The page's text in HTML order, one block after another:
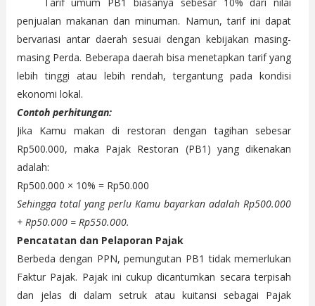
Tarif umum PB1 biasanya sebesar 10% dari nilai
penjualan makanan dan minuman. Namun, tarif ini dapat
bervariasi antar daerah sesuai dengan kebijakan masing-
masing Perda. Beberapa daerah bisa menetapkan tarif yang
lebih tinggi atau lebih rendah, tergantung pada kondisi
ekonomi lokal.
Contoh perhitungan:
Jika Kamu makan di restoran dengan tagihan sebesar
Rp500.000, maka Pajak Restoran (PB1) yang dikenakan
adalah:
Rp500.000 × 10% = Rp50.000
Sehingga total yang perlu Kamu bayarkan adalah Rp500.000
+ Rp50.000 = Rp550.000.
Pencatatan dan Pelaporan Pajak
Berbeda dengan PPN, pemungutan PB1 tidak memerlukan
Faktur Pajak. Pajak ini cukup dicantumkan secara terpisah
dan jelas di dalam setruk atau kuitansi sebagai Pajak